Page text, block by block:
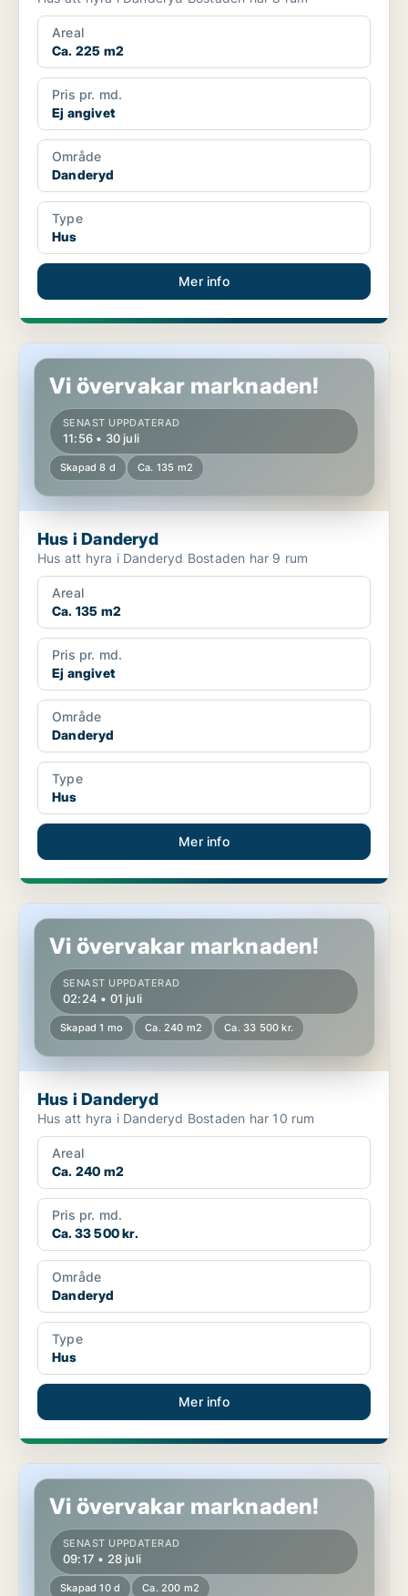
Areal
Ca. 225 m2
Pris pr. md.
Ej angivet
Område
Danderyd
Type
Hus
Mer info
Hus i Danderyd
Vi övervakar marknaden!
SENAST UPPDATERAD
11:56 • 30 juli
Skapad 8 d Ca. 135 m2
Hus i Danderyd
Hus att hyra i Danderyd Bostaden har 9 rum
Areal
Ca. 135 m2
Pris pr. md.
Ej angivet
Område
Danderyd
Type
Hus
Mer info
Hus i Danderyd
Vi övervakar marknaden!
SENAST UPPDATERAD
02:24 • 01 juli
Skapad 1 mo Ca. 240 m2 Ca. 33 500 kr.
Hus i Danderyd
Hus att hyra i Danderyd Bostaden har 10 rum
Areal
Ca. 240 m2
Pris pr. md.
Ca. 33 500 kr.
Område
Danderyd
Type
Hus
Mer info
Hus i Danderyd
Vi övervakar marknaden!
SENAST UPPDATERAD
09:17 • 28 juli
Skapad 10 d Ca. 200 m2